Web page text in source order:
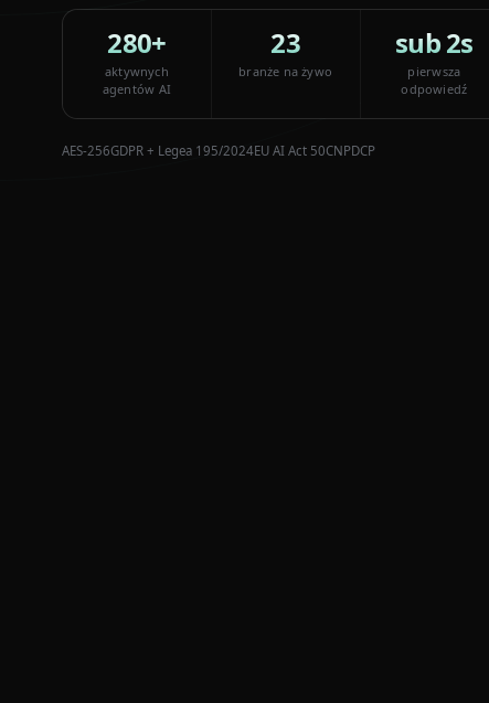
280+
aktywnych
agentów AI
23
branże na żywo
sub 2s
pierwsza
odpowiedź
AES-256GDPR + Legea 195/2024EU AI Act 50CNPDCP